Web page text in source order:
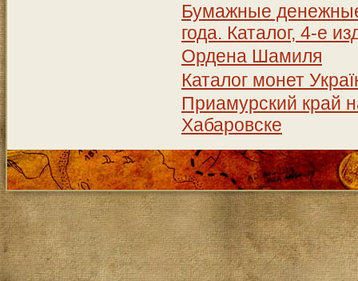
Бумажные
года. Каталог, 4-е
Ордена Шамиля
Каталог монет
Приамурский край
Хабаровске